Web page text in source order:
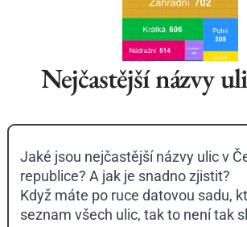
Nejčastější názvy
Jaké jsou nejčastější názvy ulic v
republice? A jak je snadno zjistit?
Když máte po ruce datovou sadu,
seznam všech ulic, tak to není tak